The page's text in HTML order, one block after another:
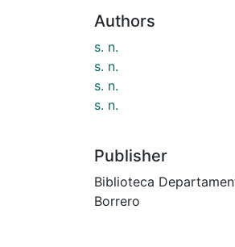
Authors
s. n.
s. n.
s. n.
s. n.
Publisher
Biblioteca
Borrero